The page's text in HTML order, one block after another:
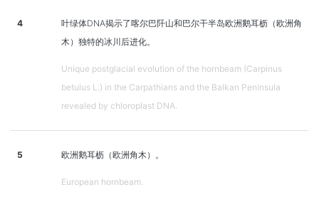
4
叶绿体DNA揭示了喀尔巴阡山和巴尔干半岛欧洲鹅耳枥（欧洲角
木）独特的冰川后进化。
Unique postglacial evolution of the hornbeam (Carpinus
betulus L.) in the Carpathians and the Balkan Peninsula
revealed by chloroplast DNA.
5 欧洲鹅耳枥（欧洲角木）。
European hornbeam.